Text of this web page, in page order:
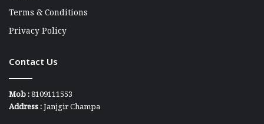
Terms & Conditions
Privacy Policy
Contact Us
Mob :8109111553
Address :Janjgir Champa